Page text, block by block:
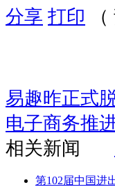
分享 打印
易趣昨正式
电子商务推
相关新闻
第102届中国进